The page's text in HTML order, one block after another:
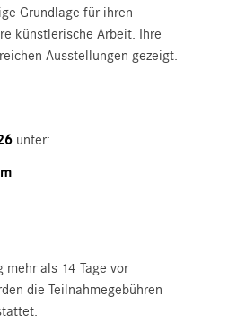
Grundlage für ihren
künstlerische Arbeit. Ihre
Ausstellungen gezeigt.
unter:
mehr als 14 Tage vor
die Teilnahmegebühren